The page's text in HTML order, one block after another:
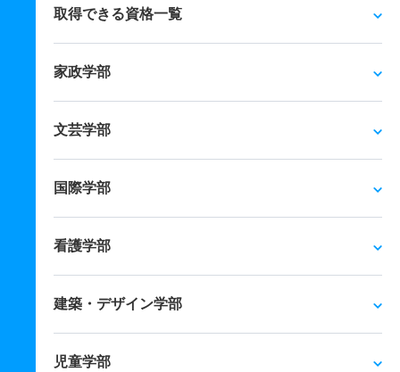
取得できる資格一覧
家政学部
文芸学部
国際学部
看護学部
建築・デザイン学部
児童学部